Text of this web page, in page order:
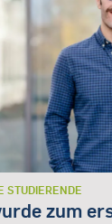
STUDIERENDE
zum